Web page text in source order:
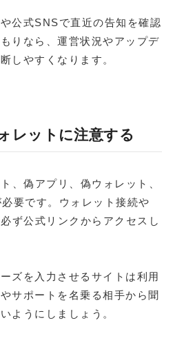
公式SNSで直近の告知を確認
りなら、運営状況やアップデ
しやすくなります。
レットに注意する
、偽アプリ、偽ウォレット、
要です。ウォレット接続や
ず公式リンクからアクセスし
ズを入力させるサイトは利用
サポートを名乗る相手から聞
ようにしましょう。